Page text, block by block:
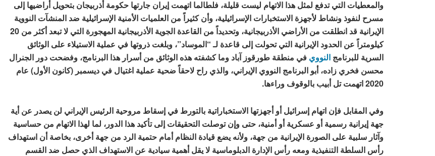
والمعطيات التي تدفع لمثل هذا الاتهام ليست قليلة، فلطالما اتهمت إيران جارتها حكومة أذربيجان بتحويل أراضيها إلى
مسرح لنفوذ ونشاط لأجهزة الاستخبارات الإسرائيلية، وأن كثيراً من العلميات الأمنية الإسرائيلية ضد المنشآت النووية
الإيرانية قد انطلقت من الأراضي الأذربيجانية، وتحديداً من القاعدة الجوية الأذربيجانية المهجورة التي لا تبعد أكثر من 20
كيلومتراً عن الحدود الإيرانية التي تحولت إلى قاعدة لـ “الموساد”، وبلغت ذروتها في عملية الاستيلاء على الوثائق
السرية للبرنامج النووي في منطقة طورقوز آباد وما كشفته هذه الوثائق من أسرار هذا البرنامج، وفضحت دور الجنرال
محسن فخري زاده، أبو البرنامج النووي الإيراني، والذي راح لاحقاً ضحية عملية اغتيال في ديسمبر (كانون الأول) عام
2020 اتهمت تل أبيب بالوقوف وراءها.
وفي المقابل فإن اتهام إسرائيل أو أجهزتها الاستخباراتية بالتورط في إسقاط مروحية الرئيس الإيراني لن يصدر عن أية
جهة إيرانية رسمية أو عسكرية أو أمنية، حتى وإن توصلت التحقيقات إلى تأكيد هذا الدور، لما لهذا الاتهام من حساسية
وآثار سلبية على الصورة الإيرانية من جهة، ولأنه يضع قيادة النظام أمام حتمية الرد من جهة أخرى، بخاصة أن استهداف
رأس السلطة التنفيذية ومعه رأس الإدارة الدبلوماسية لا يقل أهمية سيادية عن الاستهداف الذي حصل ضد القسم